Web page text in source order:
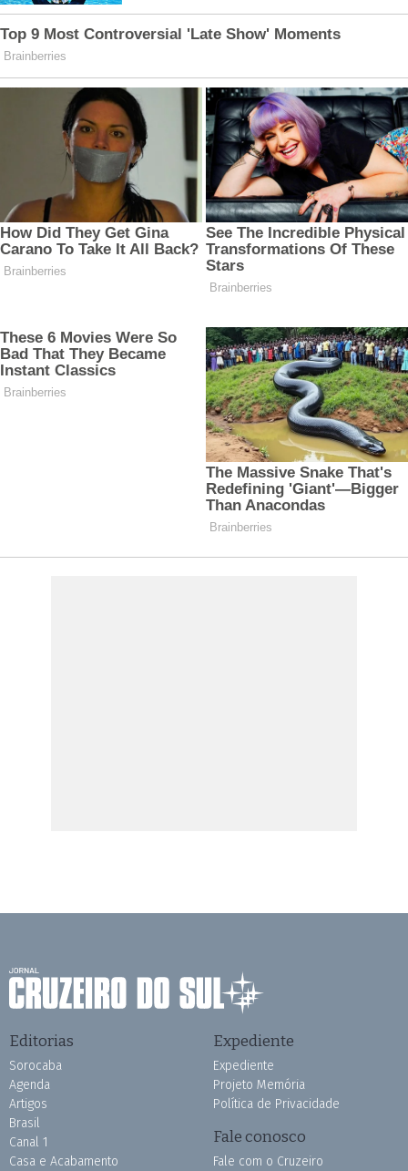
Editorias
Sorocaba
Agenda
Artigos
Brasil
Canal 1
Casa e Acabamento
Expediente
Expediente
Projeto Memória
Política de Privacidade
Fale conosco
Fale com o Cruzeiro